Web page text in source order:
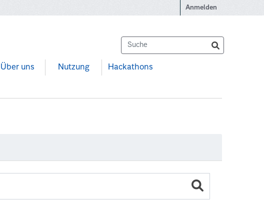
Anmelden
Über uns Nutzung Hackathons